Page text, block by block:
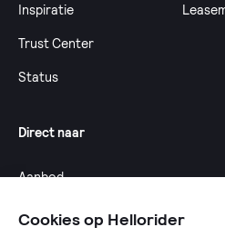
Inspiratie
Trust Center
Status
Direct naar
Aanbod
Cookies op Hellorider